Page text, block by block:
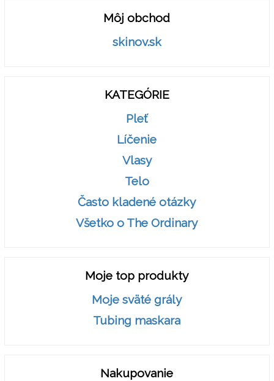
Môj obchod
skinov.sk
KATEGÓRIE
Pleť
Líčenie
Vlasy
Telo
Často kladené otázky
Všetko o The Ordinary
Moje top produkty
Moje sväté grály
Tubing maskara
Nakupovanie